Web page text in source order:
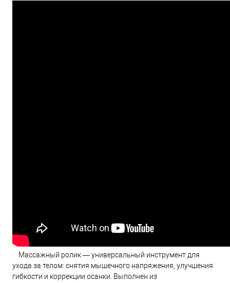
Массажный ролик — универсальный инструмент для
ухода за телом: снятия мышечного напряжения, улучшения
гибкости и коррекции осанки. Выполнен из